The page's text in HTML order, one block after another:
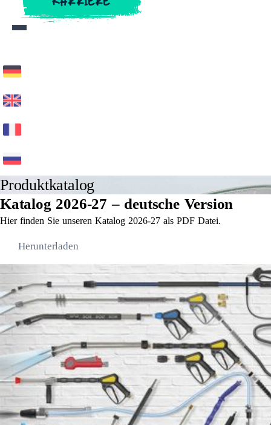
Produktkatalog
Katalog 2026-27 – deutsche Version
Hier finden Sie unseren Katalog 2026-27 als PDF Datei.
Herunterladen